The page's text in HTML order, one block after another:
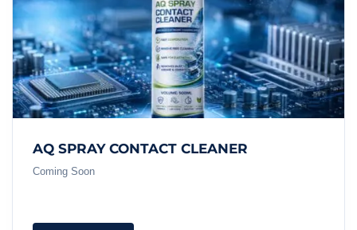
AQ SPRAY CONTACT CLEANER
Coming Soon